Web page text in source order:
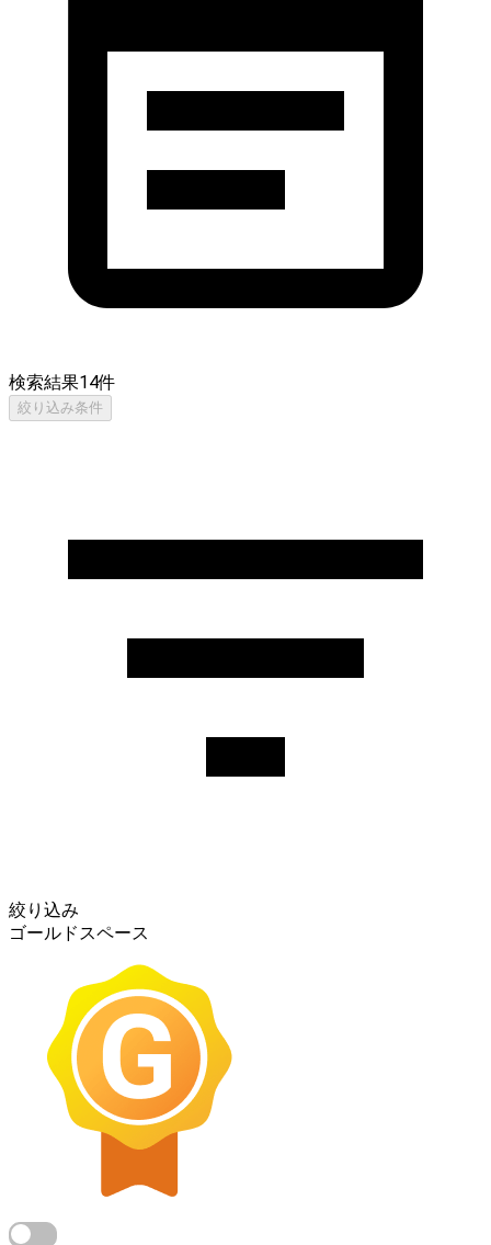
検索結果14件
絞り込み条件
絞り込み
ゴールドスペース